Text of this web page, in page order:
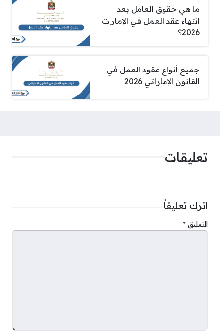
ما هي حقوق العامل بعد
انتهاء عقد العمل في الإمارات
2026؟
جميع أنواع عقود العمل في
القانون الإماراتي 2026
تعليقات
اترك تعليقاً
التعليق *